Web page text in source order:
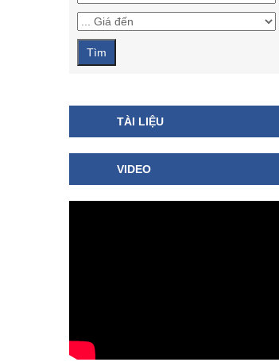
TÀI LIỆU
VIDEO